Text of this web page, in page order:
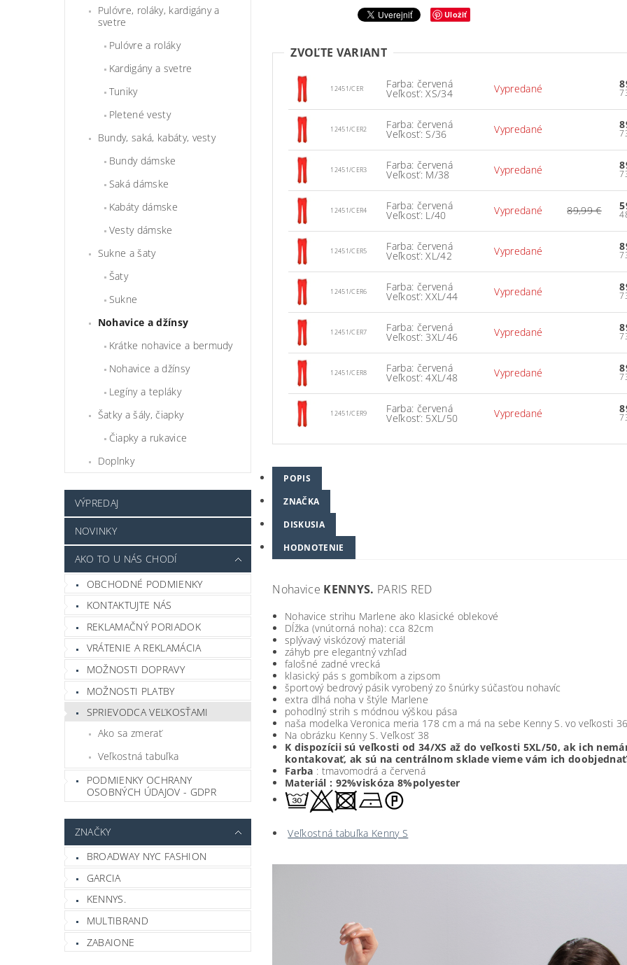
Pulóvre, roláky, kardigány a
svetre
Pulóvre a roláky
Kardigány a svetre
Tuniky
Pletené vesty
Bundy, saká, kabáty, vesty
Bundy dámske
Saká dámske
Kabáty dámske
Vesty dámske
Sukne a šaty
Šaty
Sukne
Nohavice a džínsy
Krátke nohavice a bermudy
Nohavice a džínsy
Legíny a tepláky
Šatky a šály, čiapky
Čiapky a rukavice
Doplnky
VÝPREDAJ
NOVINKY
AKO TO U NÁS CHODÍ
OBCHODNÉ PODMIENKY
KONTAKTUJTE NÁS
REKLAMAČNÝ PORIADOK
VRÁTENIE A REKLAMÁCIA
MOŽNOSTI DOPRAVY
MOŽNOSTI PLATBY
SPRIEVODCA VEĽKOSŤAMI
Ako sa zmerať
Veľkostná tabuľka
PODMIENKY OCHRANY
OSOBNÝCH ÚDAJOV - GDPR
ZNAČKY
BROADWAY NYC FASHION
GARCIA
KENNYS.
MULTIBRAND
ZABAIONE
Uložiť
ZVOĽTE VARIANT
12451/CER Farba: červená
Veľkosť: XS/34 Vypredané
12451/CER2 Farba: červená
Veľkosť: S/36 Vypredané
12451/CER3 Farba: červená
Veľkosť: M/38 Vypredané
12451/CER4 Farba: červená
Veľkosť: L/40 Vypredané 89,99 €
12451/CER5 Farba: červená
Veľkosť: XL/42 Vypredané
12451/CER6 Farba: červená
Veľkosť: XXL/44 Vypredané
12451/CER7 Farba: červená
Veľkosť: 3XL/46 Vypredané
12451/CER8 Farba: červená
Veľkosť: 4XL/48 Vypredané
12451/CER9 Farba: červená
Veľkosť: 5XL/50 Vypredané
POPIS
ZNAČKA
DISKUSIA
HODNOTENIE
Nohavice KENNYS. PARIS RED
Nohavice strihu Marlene ako klasické oblekové
Dĺžka (vnútorná noha): cca 82cm
splývavý viskózový materiál
záhyb pre elegantný vzhľad
falošné zadné vrecká
klasický pás s gombíkom a zipsom
športový bedrový pásik vyrobený zo šnúrky súčasťou nohavíc
extra dlhá noha v štýle Marlene
pohodlný strih s módnou výškou pása
naša modelka Veronica meria 178 cm a má na sebe Kenny S. vo veľkosti 36
Na obrázku Kenny S. Veľkosť 38
K dispozícii sú veľkosti od 34/XS až do veľkosti 5XL/50, ak ich
kontakovať, ak sú na centrálnom sklade vieme vám ich
Farba : tmavomodrá a červená
Materiál : 92%viskóza 8%polyester
Veľkostná tabuľka Kenny S